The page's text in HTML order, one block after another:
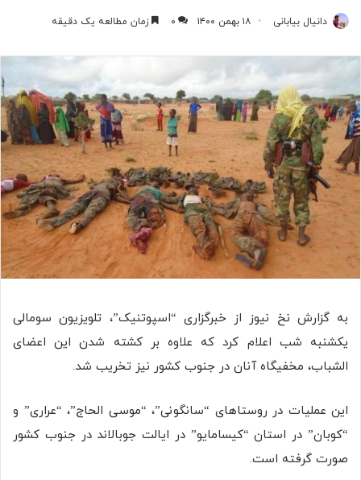
دانیال بیابانی ۱۸ بهمن ۱۴۰۰ ۰ زمان مطالعه یک دقیقه
به گزارش نخ نیوز از خبرگزاری “اسپوتنیک”، تلویزیون سومالی
یکشنبه شب اعلام کرد که علاوه بر کشته شدن این اعضای
الشباب، مخفیگاه آنان در جنوب کشور نیز تخریب شد.
این عملیات در روستاهای “سانگونی”، “موسی الحاج”، “عراری” و
“کوبان” در استان “کیسامایو” در ایالت جوبالاند در جنوب کشور
صورت گرفته است.